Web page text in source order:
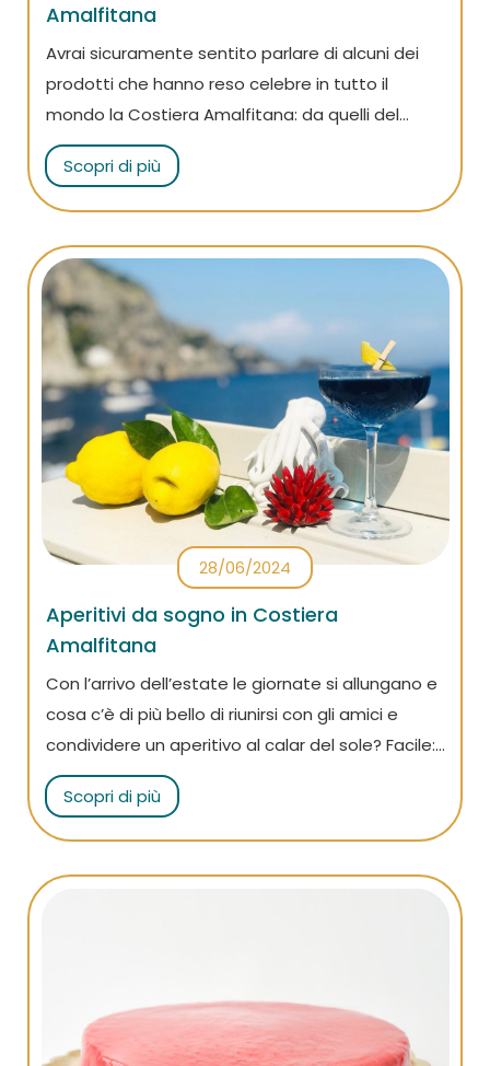
Amalfitana
Avrai sicuramente sentito parlare di alcuni dei
prodotti che hanno reso celebre in tutto il
mondo la Costiera Amalfitana: da quelli del
territorio, come ad esempio il limone, a quelli
dell’artigianato, come le ceramiche di Vietri sul
Mare. Ma cosa li rende così famosi e ricercati?
tipici della Costiera e non perdertene nemmeno
uno!
Scopri di più
28/06/2024
Aperitivi da sogno in Costiera
Amalfitana
Con l’arrivo dell’estate le giornate si allungano e
cosa c’è di più bello di riunirsi con gli amici e
condividere un aperitivo al calar del sole? Facile:
farlo in Costiera Amalfitana! Vieni con noi alla
scoperta dei locali più belli in cui trascorrere la
cosiddetta Happy Hour!
Scopri di più